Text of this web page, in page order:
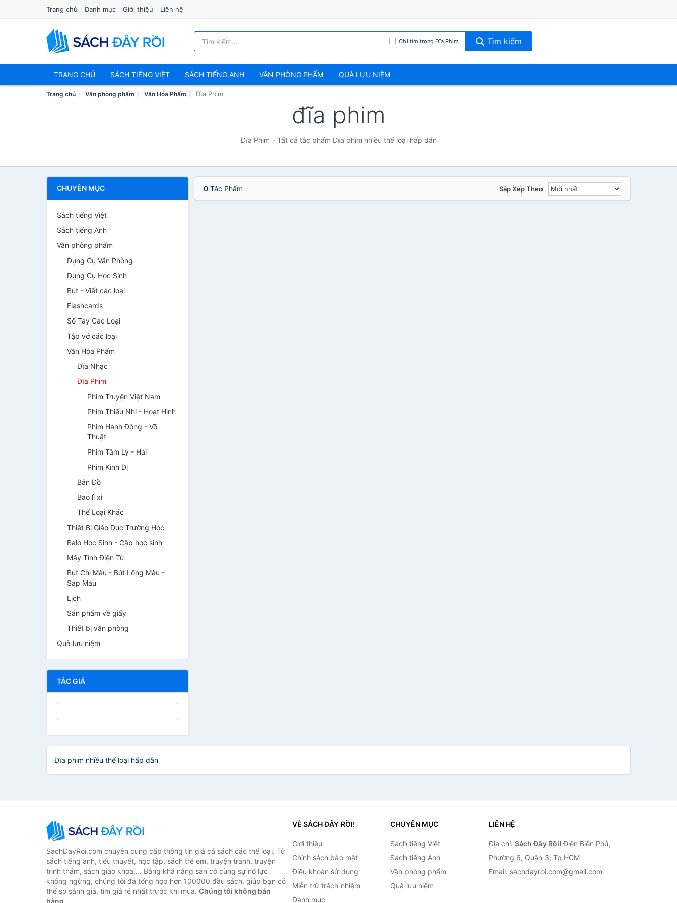
Trang chủ Danh mục Giới thiệu Liên hệ
Chỉ tìm trong Đĩa Phim Tìm kiếm
TRANG CHỦ SÁCH TIẾNG VIỆT SÁCH TIẾNG ANH VĂN PHÒNG PHẨM QUÀ LƯU NIỆM
Trang chủ Văn phòng phẩm Văn Hóa Phẩm Đĩa Phim
đĩa phim
Đĩa Phim - Tất cả tác phẩm Đĩa phim nhiều thể loại hấp dẫn
CHUYÊN MỤC
Sách tiếng Việt
Sách tiếng Anh
Văn phòng phẩm
Dụng Cụ Văn Phòng
Dụng Cụ Học Sinh
Bút - Viết các loại
Flashcards
Sổ Tay Các Loại
Tập vở các loại
Văn Hóa Phẩm
Đĩa Nhạc
Đĩa Phim
Phim Truyện Việt Nam
Phim Thiếu Nhi - Hoạt Hình
Phim Hành Động - Võ
Thuật
Phim Tâm Lý - Hài
Phim Kinh Dị
Bản Đồ
Bao lì xì
Thể Loại Khác
Thiết Bị Giáo Dục Trường Học
Balo Học Sinh - Cặp học sinh
Máy Tính Điện Tử
Bút Chì Màu - Bút Lông Màu -
Sáp Màu
Lịch
Sản phẩm về giấy
Thiết bị văn phòng
Quà lưu niệm
TÁC GIẢ
0Tác Phẩm Sắp Xếp Theo
Đĩa phim nhiều thể loại hấp dẫn
SachDayRoi.com chuyên cung cấp thông tin giá cả sách các thể loại. Từ
sách tiếng anh, tiểu thuyết, học tập, sách trẻ em, truyện tranh, truyện
trinh thám, sách giao khoa,... Bằng khả năng sẵn có cùng sự nỗ lực
không ngừng, chúng tôi đã tổng hợp hơn 100000 đầu sách, giúp bạn có
thể so sánh giá, tìm giá rẻ nhất trước khi mua. Chúng tôi không bán
VỀ SÁCH ĐÂY RỒI!
Giới thiệu
Chính sách bảo mật
Điều khoản sử dụng
Miễn trừ trách nhiệm
Danh mục
CHUYÊN MỤC
Sách tiếng Việt
Sách tiếng Anh
Văn phòng phẩm
Quà lưu niệm
LIÊN HỆ
Địa chỉ: Sách Đây Rồi! Điện Biên Phủ,
Phường 6, Quận 3, Tp.HCM
Email: sachdayroi.com@gmail.com